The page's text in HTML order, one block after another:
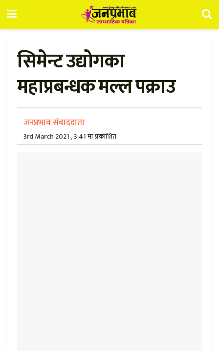
सिमेन्ट उद्योगका
महाप्रबन्धक मल्ल पक्राउ
जनप्रभाव संवाददाता
3rd March 2021 , 3:41 मा प्रकाशित